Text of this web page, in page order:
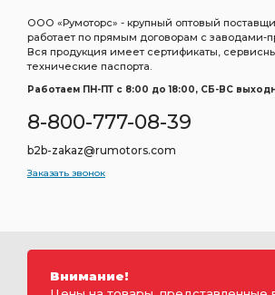
ООО «Румоторс» - крупный оптовый
работает по прямым договорам с заводами-
Вся продукция имеет сертификаты,
технические паспорта.
Работаем ПН-ПТ c 8:00 до 18:00, СБ-ВС
8-800-777-08-39
b2b-zakaz@rumotors.com
Заказать звонок
Внимание!